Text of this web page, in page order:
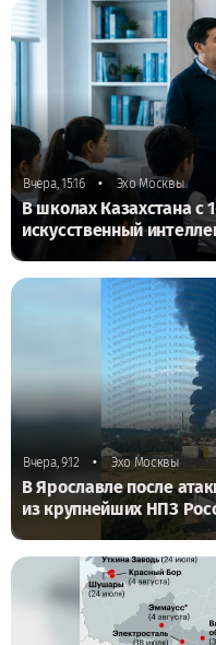
Вчера, 15:16 • Эхо Москвы
В школах Казахстана с
искусственный
Вчера, 9:12 • Эхо Москвы
В Ярославле после
из крупнейших НПЗ